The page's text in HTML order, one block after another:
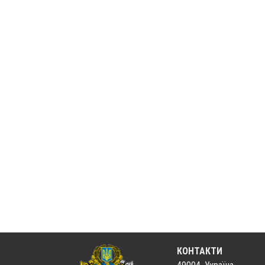
КОНТАКТИ